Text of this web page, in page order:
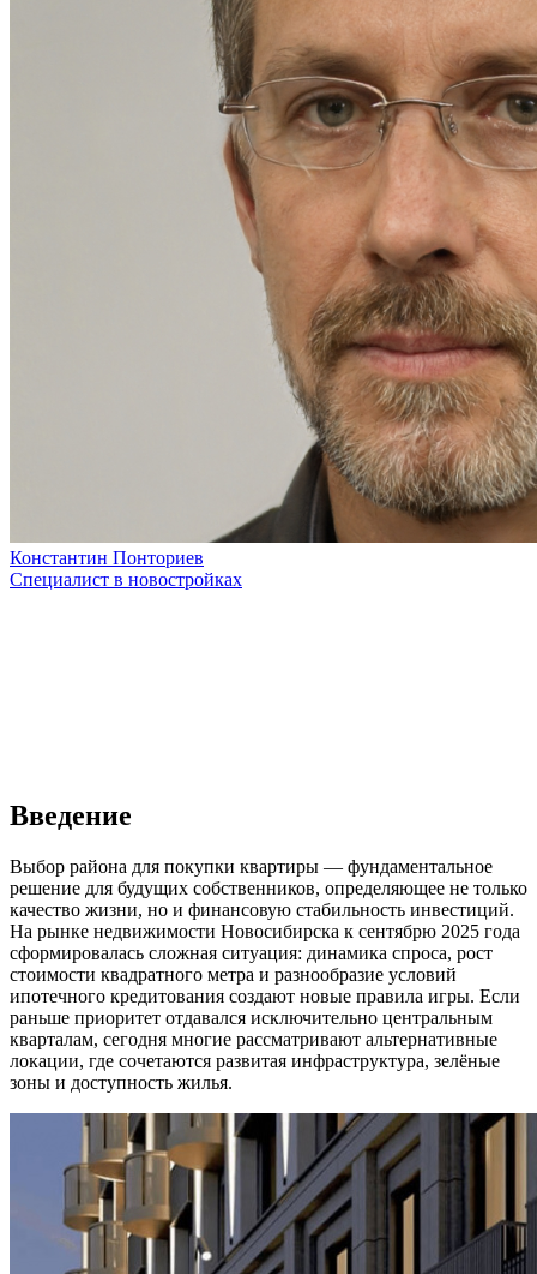
Константин Понториев
Специалист в новостройках
Введение
Выбор района для покупки квартиры — фундаментальное
решение для будущих собственников, определяющее не только
качество жизни, но и финансовую стабильность инвестиций.
На рынке недвижимости Новосибирска к сентябрю 2025 года
сформировалась сложная ситуация: динамика спроса, рост
стоимости квадратного метра и разнообразие условий
ипотечного кредитования создают новые правила игры. Если
раньше приоритет отдавался исключительно центральным
кварталам, сегодня многие рассматривают альтернативные
локации, где сочетаются развитая инфраструктура, зелёные
зоны и доступность жилья.